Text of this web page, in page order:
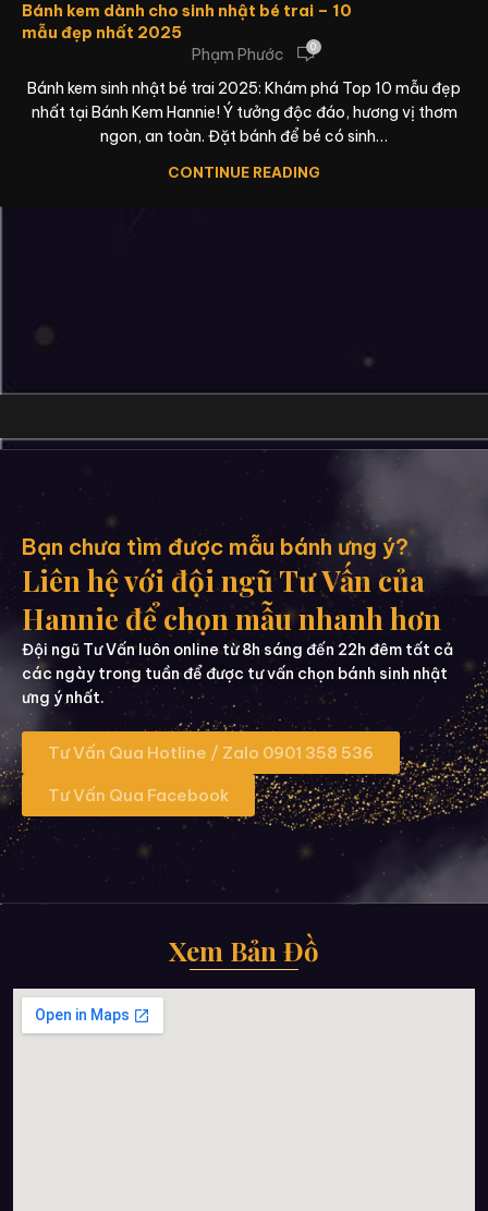
Bánh kem dành cho sinh nhật bé trai – 10
mẫu đẹp nhất 2025
Phạm Phước
0
Bánh kem sinh nhật bé trai 2025: Khám phá Top 10 mẫu đẹp
nhất tại Bánh Kem Hannie! Ý tưởng độc đáo, hương vị thơm
ngon, an toàn. Đặt bánh để bé có sinh…
CONTINUE READING
Bạn chưa tìm được mẫu bánh ưng ý?
Liên hệ với đội ngũ Tư Vấn của
Hannie để chọn mẫu nhanh hơn
Đội ngũ Tư Vấn luôn online từ 8h sáng đến 22h đêm tất cả
các ngày trong tuần để được tư vấn chọn bánh sinh nhật
ưng ý nhất.
Tư Vấn Qua Hotline / Zalo 0901 358 536
Tư Vấn Qua Facebook
Xem Bản Đồ